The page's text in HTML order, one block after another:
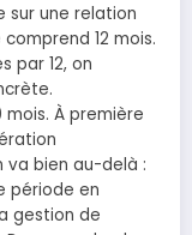
sur une relation
12 mois.
par 12, on
À première
bien au-delà :
période en
gestion de